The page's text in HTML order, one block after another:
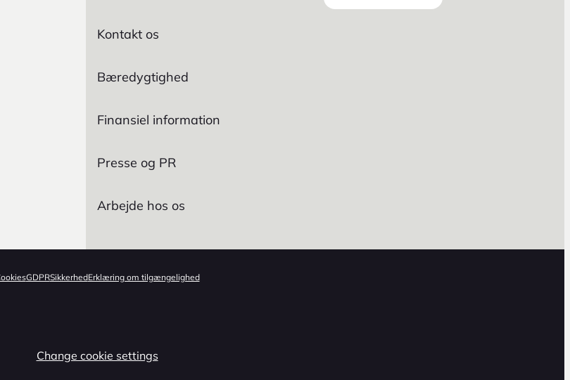
Kontakt os
Bæredygtighed
Finansiel information
Presse og PR
Arbejde hos os
GDPRSikkerhedErklæring om tilgængelighed
Change cookie settings